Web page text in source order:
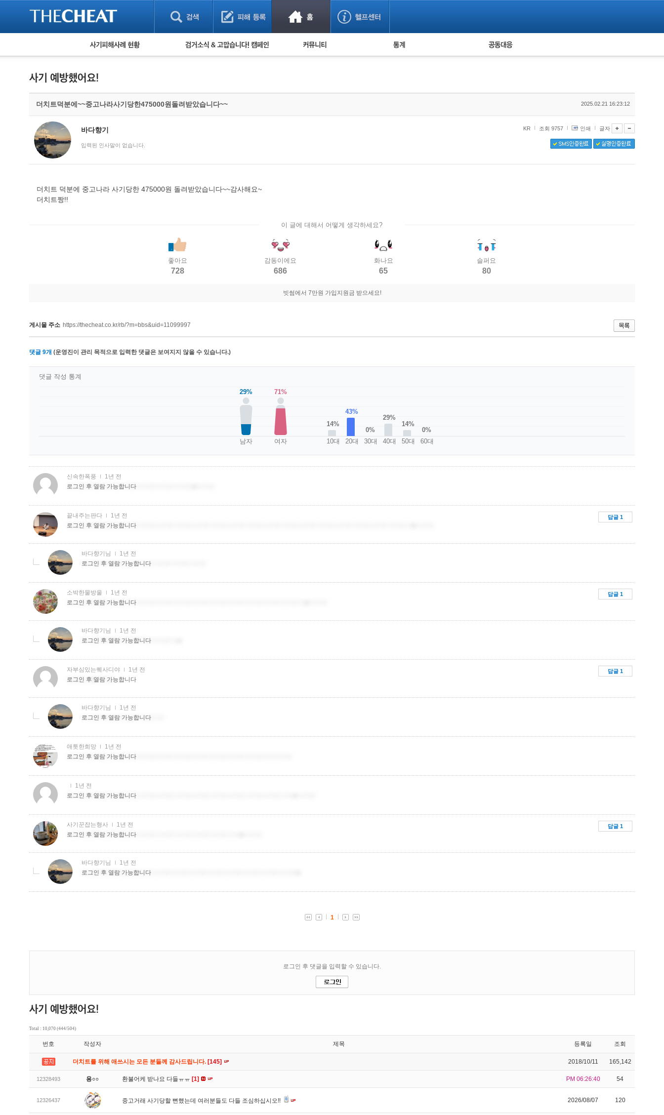
피해사례 현황
게임 · 비실물 피해사례
보이스피싱 피해사례
유해사이트 목록
비공개 피해사례
검거 소식 사기 예방했어요! 누적 피해사례 통계 피해자 공동대응
더치트덕분에~~중고나라사기당한475000원돌려받았습니다~~ 2025.02.21 16:23:12
바다향기
입력된 인사말이 없습니다.
KR 조회 9757 인쇄 글자
더치트 덕분에 중고나라 사기당한 475000원 돌려받았습니다~~감사해요~
더치트짱!!
이 글에 대해서 어떻게 생각하세요?
좋아요
728
감동이에요
686
화나요
65
슬퍼요
80
빗썸에서 7만원 가입지원금 받으세요!
게시물 주소 https://thecheat.co.kr/rb/?m=bbs&uid=11099997
댓글 9개 (운영진이 관리 목적으로 입력한 댓글은 보여지지 않을 수 있습니다.)
29%
남자
71%
여자
14%
10대
43%
20대
0%
30대
29%
40대
14%
50대
0%
60대
댓글 작성 통계
Total : 10,070 (444/504)
번호 작성자 제목 등록일 조회
더치트를 위해 애쓰시는 모든 분들께 감사드립니다. [145] 2018/10/11 165,142
12328493 용○○ 환불어케 받나요 다들ㅠㅠ [1] PM 06:26:40 54
12326437 중고거래 사기당할 뻔했는데 여러분들도 다들 조심하십시오!! 2026/08/07 120